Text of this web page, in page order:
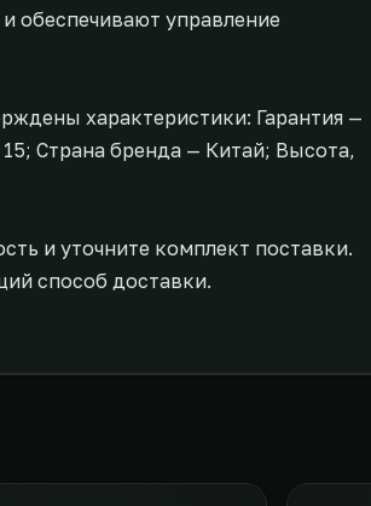
обеспечивают управление
характеристики: Гарантия —
Страна бренда — Китай; Высота,
и уточните комплект поставки.
способ доставки.